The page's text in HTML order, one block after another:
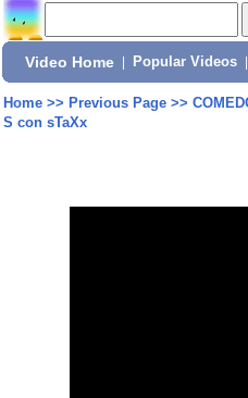
Video Home Popular Videos
Home>> Previous Page>>
S con sTaXx